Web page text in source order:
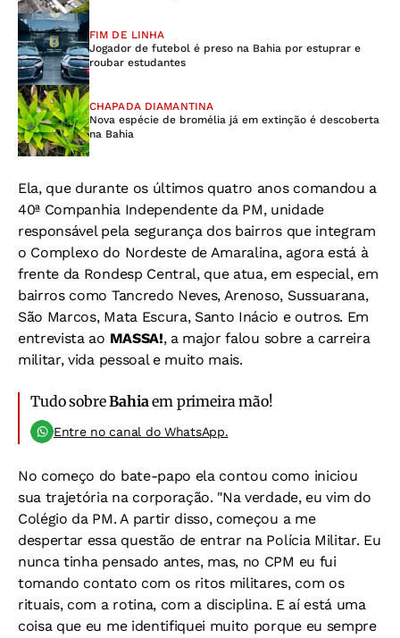
FIM DE LINHA
Jogador de futebol é preso na Bahia por estuprar e
roubar estudantes
CHAPADA DIAMANTINA
Nova espécie de bromélia já em extinção é descoberta
na Bahia
Ela, que durante os últimos quatro anos comandou a
40ª Companhia Independente da PM, unidade
responsável pela segurança dos bairros que integram
o Complexo do Nordeste de Amaralina, agora está à
frente da Rondesp Central, que atua, em especial, em
bairros como Tancredo Neves, Arenoso, Sussuarana,
São Marcos, Mata Escura, Santo Inácio e outros. Em
entrevista ao MASSA!, a major falou sobre a carreira
militar, vida pessoal e muito mais.
Tudo sobreBahiaem primeira mão!
Entre no canal do WhatsApp.
No começo do bate-papo ela contou como iniciou
sua trajetória na corporação. "Na verdade, eu vim do
Colégio da PM. A partir disso, começou a me
despertar essa questão de entrar na Polícia Militar. Eu
nunca tinha pensado antes, mas, no CPM eu fui
tomando contato com os ritos militares, com os
rituais, com a rotina, com a disciplina. E aí está uma
coisa que eu me identifiquei muito porque eu sempre